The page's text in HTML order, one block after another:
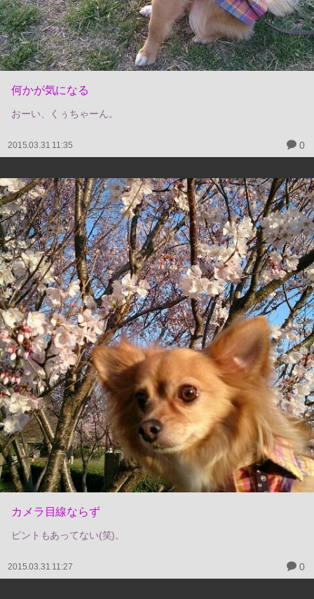
何かが気になる
おーい、くぅちゃーん。
2015.03.31 11:35 0
カメラ目線ならず
ピントもあってない(笑)。
2015.03.31 11:27 0